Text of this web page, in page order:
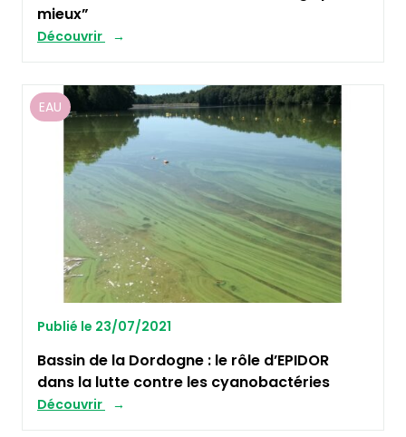
mieux”
Découvrir
EAU
Publié le 23/07/2021
Bassin de la Dordogne : le rôle d’EPIDOR
dans la lutte contre les cyanobactéries
Découvrir